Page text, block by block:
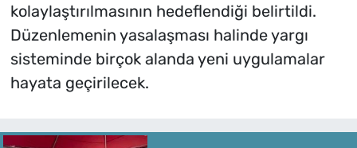
kolaylaştırılmasının hedeflendiği belirtildi.
Düzenlemenin yasalaşması halinde yargı
sisteminde birçok alanda yeni uygulamalar
hayata geçirilecek.